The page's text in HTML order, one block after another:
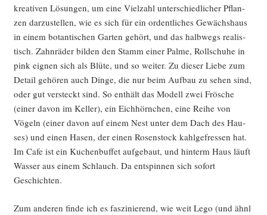
krea­ti­ven Lösun­gen, um eine Viel­zahl unter­schied­li­cher Pflan­
zen dar­zu­stel­len, wie es sich für ein ordent­li­ches Gewächs­haus
in einem botan­ti­schen Gar­ten gehört, und das halb­wegs rea­lis­
tisch. Zahn­rä­der bil­den den Stamm einer Pal­me, Roll­schu­he in
pink eig­nen sich als Blü­te, und so wei­ter. Zu die­ser Lie­be zum
Detail gehö­ren auch Din­ge, die nur beim Auf­bau zu sehen sind,
oder gut ver­steckt sind. So ent­hält das Modell zwei Frö­sche
(einer davon im Kel­ler), ein Eich­hörn­chen, eine Rei­he von
Vögeln (einer davon auf einem Nest unter dem Dach des Hau­
ses) und einen Hasen, der einen Rosen­stock kahl­ge­fres­sen hat.
Im Cafe ist ein Kuchen­buf­fet auf­ge­baut, und hin­term Haus läuft
Was­ser aus einem Schlauch. Da ent­spin­nen sich sofort
Geschichten.
Zum ande­ren fin­de ich es fas­zi­nie­rend, wie weit Lego (und ähn­l